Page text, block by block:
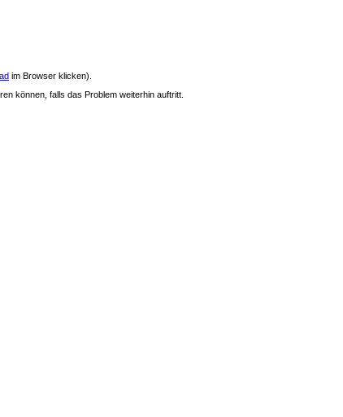
im Browser klicken).
können, falls das Problem weiterhin auftritt.